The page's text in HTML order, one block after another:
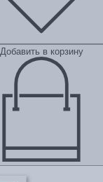
Добавить в корзину